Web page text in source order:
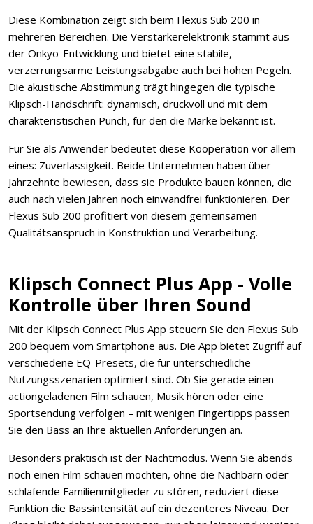
Diese Kombination zeigt sich beim Flexus Sub 200 in
mehreren Bereichen. Die Verstärkerelektronik stammt aus
der Onkyo-Entwicklung und bietet eine stabile,
verzerrungsarme Leistungsabgabe auch bei hohen Pegeln.
Die akustische Abstimmung trägt hingegen die typische
Klipsch-Handschrift: dynamisch, druckvoll und mit dem
charakteristischen Punch, für den die Marke bekannt ist.
Für Sie als Anwender bedeutet diese Kooperation vor allem
eines: Zuverlässigkeit. Beide Unternehmen haben über
Jahrzehnte bewiesen, dass sie Produkte bauen können, die
auch nach vielen Jahren noch einwandfrei funktionieren. Der
Flexus Sub 200 profitiert von diesem gemeinsamen
Qualitätsanspruch in Konstruktion und Verarbeitung.
Klipsch Connect Plus App - Volle
Kontrolle über Ihren Sound
Mit der Klipsch Connect Plus App steuern Sie den Flexus Sub
200 bequem vom Smartphone aus. Die App bietet Zugriff auf
verschiedene EQ-Presets, die für unterschiedliche
Nutzungsszenarien optimiert sind. Ob Sie gerade einen
actiongeladenen Film schauen, Musik hören oder eine
Sportsendung verfolgen – mit wenigen Fingertipps passen
Sie den Bass an Ihre aktuellen Anforderungen an.
Besonders praktisch ist der Nachtmodus. Wenn Sie abends
noch einen Film schauen möchten, ohne die Nachbarn oder
schlafende Familienmitglieder zu stören, reduziert diese
Funktion die Bassintensität auf ein dezenteres Niveau. Der